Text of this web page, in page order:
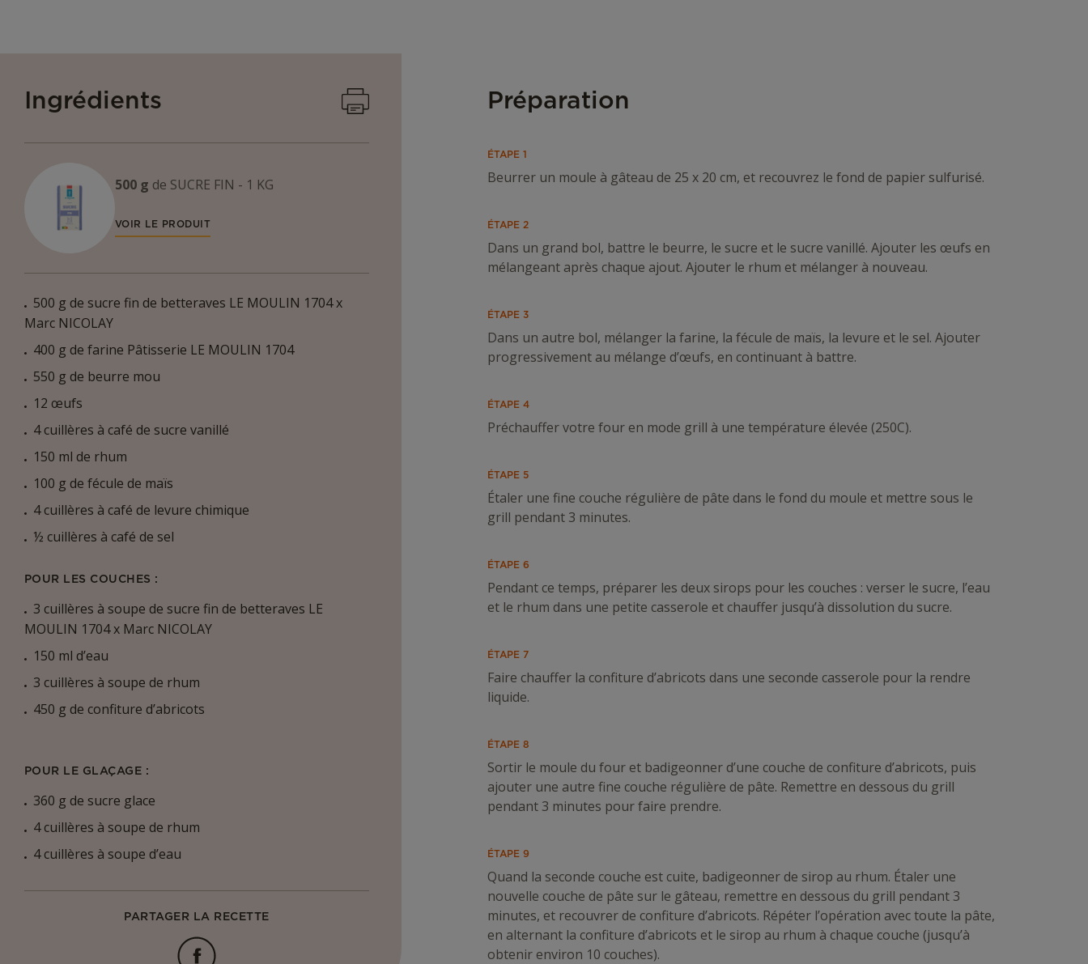
Ingrédients Imprimer
500 g de SUCRE FIN - 1 KG
VOIR LE PRODUIT
500 g de sucre fin de betteraves LE MOULIN 1704 x
Marc NICOLAY
400 g de farine Pâtisserie LE MOULIN 1704
550 g de beurre mou
12 œufs
4 cuillères à café de sucre vanillé
150 ml de rhum
100 g de fécule de maïs
4 cuillères à café de levure chimique
½ cuillères à café de sel
POUR LES COUCHES :
3 cuillères à soupe de sucre fin de betteraves LE
MOULIN 1704 x Marc NICOLAY
150 ml d’eau
3 cuillères à soupe de rhum
450 g de confiture d’abricots
POUR LE GLAÇAGE :
360 g de sucre glace
4 cuillères à soupe de rhum
4 cuillères à soupe d’eau
PARTAGER LA RECETTE
Facebook
Préparation
ÉTAPE 1
Beurrer un moule à gâteau de 25 x 20 cm, et recouvrez le fond de papier sulfurisé.
ÉTAPE 2
Dans un grand bol, battre le beurre, le sucre et le sucre vanillé. Ajouter les œufs en
mélangeant après chaque ajout. Ajouter le rhum et mélanger à nouveau.
ÉTAPE 3
Dans un autre bol, mélanger la farine, la fécule de maïs, la levure et le sel. Ajouter
progressivement au mélange d’œufs, en continuant à battre.
ÉTAPE 4
Préchauffer votre four en mode grill à une température élevée (250C).
ÉTAPE 5
Étaler une fine couche régulière de pâte dans le fond du moule et mettre sous le
grill pendant 3 minutes.
ÉTAPE 6
Pendant ce temps, préparer les deux sirops pour les couches : verser le sucre, l’eau
et le rhum dans une petite casserole et chauffer jusqu’à dissolution du sucre.
ÉTAPE 7
Faire chauffer la confiture d’abricots dans une seconde casserole pour la rendre
liquide.
ÉTAPE 8
Sortir le moule du four et badigeonner d’une couche de confiture d’abricots, puis
ajouter une autre fine couche régulière de pâte. Remettre en dessous du grill
pendant 3 minutes pour faire prendre.
ÉTAPE 9
Quand la seconde couche est cuite, badigeonner de sirop au rhum. Étaler une
nouvelle couche de pâte sur le gâteau, remettre en dessous du grill pendant 3
minutes, et recouvrer de confiture d’abricots. Répéter l’opération avec toute la pâte,
en alternant la confiture d’abricots et le sirop au rhum à chaque couche (jusqu’à
obtenir environ 10 couches).